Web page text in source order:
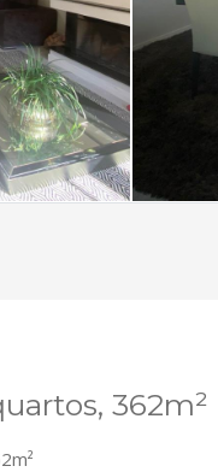
362m²